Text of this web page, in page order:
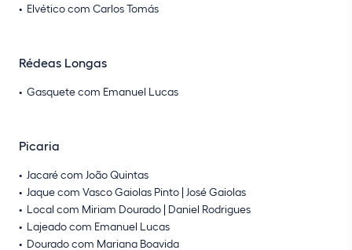
Elvético com Carlos Tomás
Rédeas Longas
Gasquete com Emanuel Lucas
Picaria
Jacaré com João Quintas
Jaque com Vasco Gaiolas Pinto | José Gaiolas
Local com Miriam Dourado | Daniel Rodrigues
Lajeado com Emanuel Lucas
Dourado com Mariana Boavida